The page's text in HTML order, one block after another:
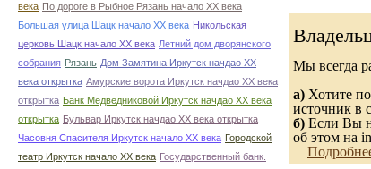
века По дороге в Рыбное Рязань начало ХХ века
Большая улица Шацк начало ХХ века Никольская
церковь Шацк начало ХХ века Летний дом дворянского
собрания Рязань Дом Замятина Иркутск начдао ХХ
века открытка Амурские ворота Иркутск начдао ХХ века
открытка Банк Медведниковой Иркутск начдао ХХ века
открытка Бульвар Иркутск начдао ХХ века открытка
Часовня Спасителя Иркутск начало ХХ века Городской
театр Иркутск начало ХХ века Государственный банк.
Мы всегда
а) Хотите
источник в
б) Если Вы
об этом на